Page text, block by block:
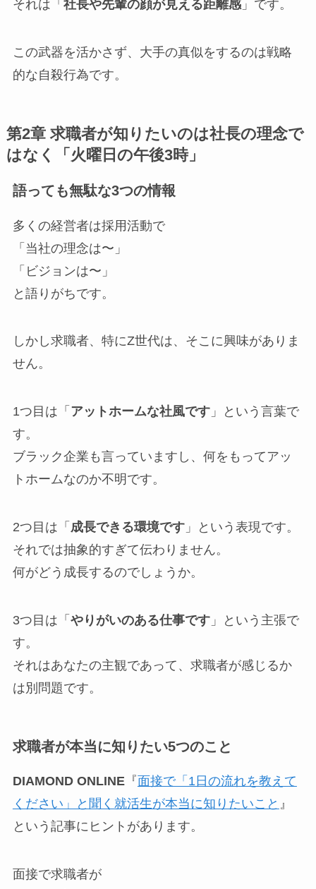
それは「 社長や先輩の顔が見える距離感」です。
この武器を活かさず、大手の真似をするのは戦略
的な自殺行為です。
第2章 求職者が知りたいのは社長の理念で
はなく「火曜日の午後3時」
語っても無駄な3つの情報
多くの経営者は採用活動で
「当社の理念は〜」
「ビジョンは〜」
と語りがちです。
しかし求職者、特にZ世代は、そこに興味がありま
せん。
1つ目は「 アットホームな社風です」という言葉で
す。
ブラック企業も言っていますし、何をもってアッ
トホームなのか不明です。
2つ目は「 成長できる環境です」という表現です。
それでは抽象的すぎて伝わりません。
何がどう成長するのでしょうか。
3つ目は「 やりがいのある仕事です」という主張で
す。
それはあなたの主観であって、求職者が感じるか
は別問題です。
求職者が本当に知りたい5つのこと
DIAMOND ONLINE『面接で「1日の流れを教えて
ください」と聞く就活生が本当に知りたいこと 』
という記事にヒントがあります。
面接で求職者が